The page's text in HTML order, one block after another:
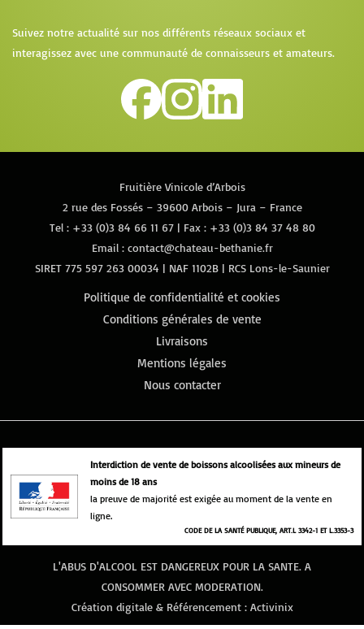
Suivez notre actualité sur nos différents réseaux sociaux et
interagissez avec une communauté de connaisseurs et amateurs.
Fruitière Vinicole d’Arbois
2 rue des Fossés – 39600 Arbois – Jura – France
Tel : +33 (0)3 84 66 11 67| Fax : +33 (0)3 84 37 48 80
Email : contact@chateau-bethanie.fr
SIRET 775 597 263 00034 | NAF 1102B | RCS Lons-le-Saunier
Politique de confidentialité et cookies
Conditions générales de vente
Livraisons
Mentions légales
Nous contacter
Interdiction de vente de boissons alcoolisées aux mineurs de
moins de 18 ans
la preuve de majorité est exigée au moment de la vente en
ligne.
CODE DE LA SANTÉ PUBLIQUE, ART.L 3342-1 ET L.3353-3
L'ABUS D'ALCOOL EST DANGEREUX POUR LA SANTE. A
CONSOMMER AVEC MODERATION.
Création digitale & Référencement : Activinix